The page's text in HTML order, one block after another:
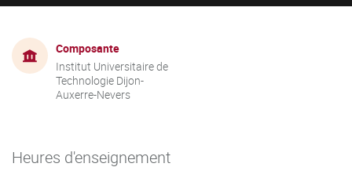
Composante
Institut Universitaire de
Technologie Dijon-
Auxerre-Nevers
Heures d'enseignement